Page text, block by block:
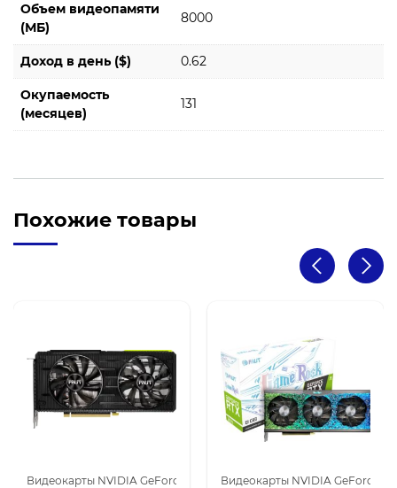
Объем видеопамяти
(МБ)
8000
Доход в день ($) 0.62
Окупаемость
(месяцев)
131
Похожие товары
NVIDIA для майнинга
NVIDIA GeForce RTX 3090 Видеокарты NVIDIA для майнинга
Видеокарты NVIDIA GeForce RTX 3060 Ti Видеокарты NVIDIA для
Видеокарты NVIDIA GeForce